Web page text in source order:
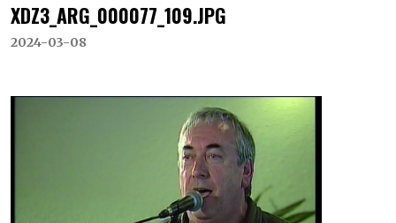
XDZ3_ARG_000077_109.JPG
2024-03-08